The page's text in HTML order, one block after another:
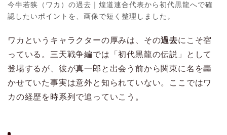
今牛若狭（ワカ）の過去｜煌道連合代表から初代黒龍へで確
認したいポイントを、画像で短く整理しました。
ワカというキャラクターの厚みは、その過去にこそ宿
っている。三天戦争編では「初代黒龍の伝説」として
登場するが、彼が真一郎と出会う前から関東に名を轟
かせていた事実は意外と知られていない。ここではワ
カの経歴を時系列で追っていこう。